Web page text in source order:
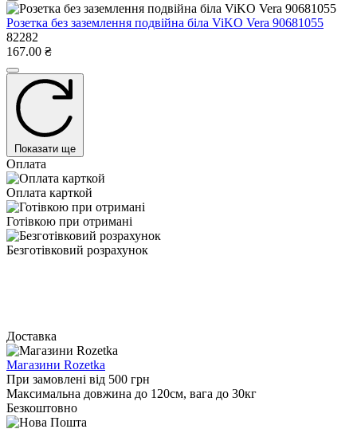
Розетка без заземлення подвійна біла ViKO Vera 90681055
82282
167.00 ₴
Показати ще
Оплата
Оплата карткой
Готівкою при отримані
Безготівковий розрахунок
Доставка
Магазини Rozetka
При замовлені від 500 грн
Максимальна довжина до 120см, вага до 30кг
Безкоштовно